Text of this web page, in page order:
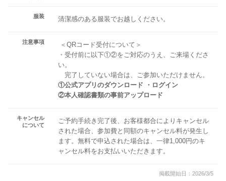
服装 清潔感のある服装でお越しください。
注意事項
＜QRコード受付について＞
・受付前に以下①②をご対応のうえ、ご来場くださ
い。
完了していない場合は、ご参加いただけません。
①公式アプリのダウンロード ・ログイン
②本人確認書類の事前アップロード
キャンセル
について
ご予約手続き完了後、お客様都合によりキャンセル
された場合、参加費と同額のキャンセル料が発生し
ます。無料で申込された場合は、一律1,000円のキ
ャンセル料をお支払いいただきます。
掲載開始日：2026/3/5